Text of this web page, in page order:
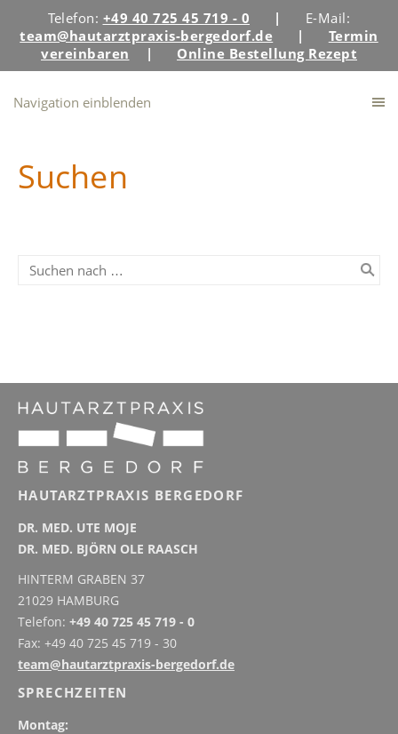
Telefon: +49 40 725 45 719 - 0 |
E-Mail:
team@hautarztpraxis-bergedorf.de | Termin
vereinbaren | Online Bestellung Rezept
Navigation einblenden
Suchen
HAUTARZTPRAXIS BERGEDORF
DR. MED. UTE MOJE
DR. MED. BJÖRN OLE RAASCH
HINTERM GRABEN 37
21029 HAMBURG
Telefon: +49 40 725 45 719 - 0
Fax: +49 40 725 45 719 - 30
team@hautarztpraxis-bergedorf.de
SPRECHZEITEN
Montag: